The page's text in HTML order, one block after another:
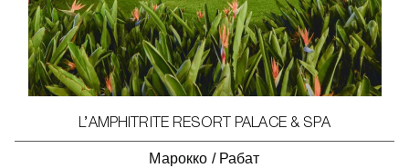
L’AMPHITRITE RESORT PALACE & SPA
Марокко / Рабат